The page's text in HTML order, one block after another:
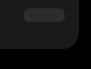
$180.00